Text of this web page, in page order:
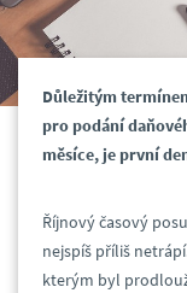
Důležitým
pro podání
měsíce, je první
Říjnový časový
nejspíš příliš
kterým byl